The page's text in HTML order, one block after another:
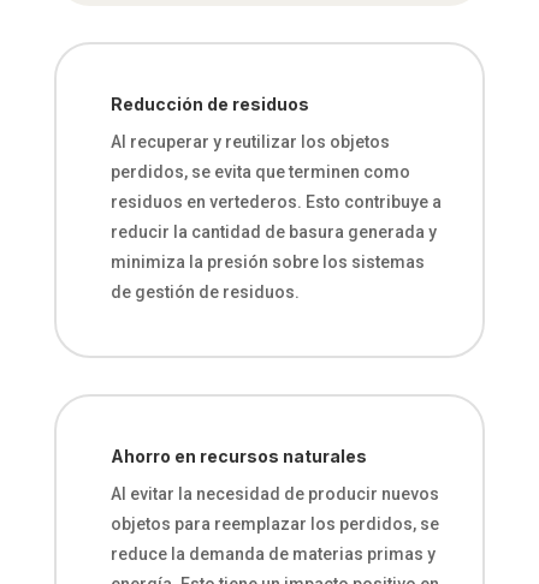
Reducción de residuos
Al recuperar y reutilizar los objetos
perdidos, se evita que terminen como
residuos en vertederos. Esto contribuye a
reducir la cantidad de basura generada y
minimiza la presión sobre los sistemas
de gestión de residuos.
Ahorro en recursos naturales
Al evitar la necesidad de producir nuevos
objetos para reemplazar los perdidos, se
reduce la demanda de materias primas y